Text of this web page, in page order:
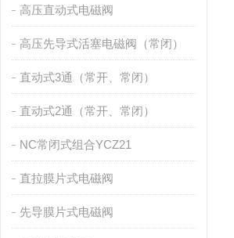
高压直动式电磁阀
高压先导式活塞电磁阀（常闭）
直动式3通（常开、常闭）
直动式2通（常开、常闭）
NC常闭式组合YCZ21
直拉膜片式电磁阀
先导膜片式电磁阀